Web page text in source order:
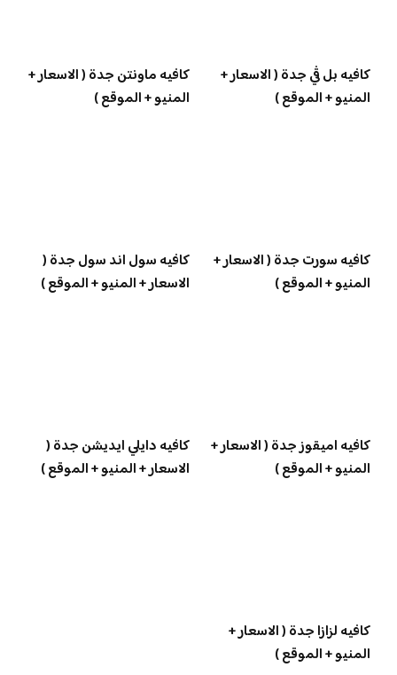
كافيه بل ڤي جدة ( الاسعار +
المنيو + الموقع )
كافيه ماونتن جدة ( الاسعار +
المنيو + الموقع )
كافيه سورت جدة ( الاسعار +
المنيو + الموقع )
كافيه سول اند سول جدة (
الاسعار + المنيو + الموقع )
كافيه اميقوز جدة ( الاسعار +
المنيو + الموقع )
كافيه دايلي ايديشن جدة (
الاسعار + المنيو + الموقع )
كافيه لزازا جدة ( الاسعار +
المنيو + الموقع )